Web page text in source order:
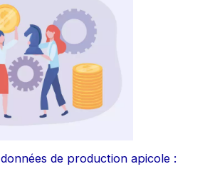
de production apicole :